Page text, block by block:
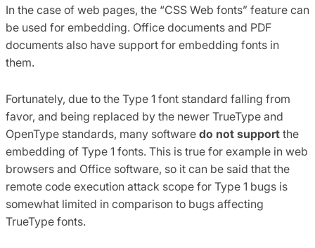
In the case of web pages, the “CSS Web fonts” feature can
be used for embedding. Office documents and PDF
documents also have support for embedding fonts in
them.
Fortunately, due to the Type 1 font standard falling from
favor, and being replaced by the newer TrueType and
OpenType standards, many software do not support the
embedding of Type 1 fonts. This is true for example in web
browsers and Office software, so it can be said that the
remote code execution attack scope for Type 1 bugs is
somewhat limited in comparison to bugs affecting
TrueType fonts.